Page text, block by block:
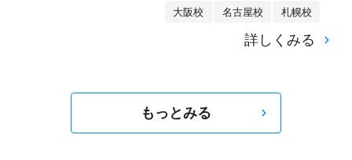
大阪校 名古屋校 札幌校
詳しくみる
もっとみる